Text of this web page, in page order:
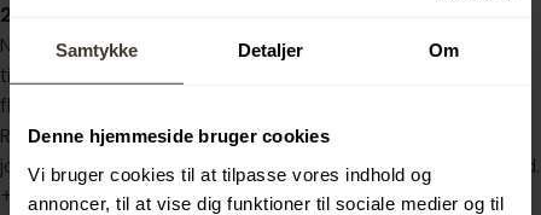
Samtykke Detaljer Om
Denne hjemmeside bruger cookies
Vi bruger cookies til at tilpasse vores indhold og
annoncer, til at vise dig funktioner til sociale medier og til
2. Praktisk uddannelse – ca. 1,5 år
Når du har bestået grunduddannelsen, kan du blive
tilbudt at fortsætte på den praktiske uddannelse som
flyveleder-elev på en af vores enheder, fx i København,
Roskilde, Billund, Aarhus, Rønne eller Aalborg. Her lærer du
jobbet i praksis, og du får løn fra dag ét (ca. 21.000 kr./md.
+ pension).